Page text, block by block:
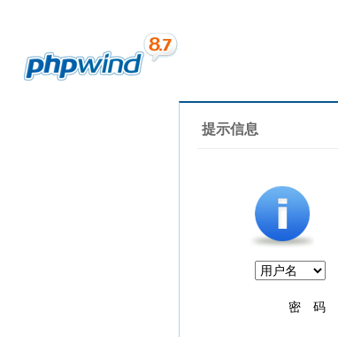
提示信息
密 码